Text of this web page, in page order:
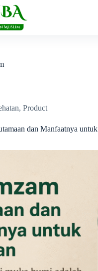
, Product
dan Manfaatnya untuk